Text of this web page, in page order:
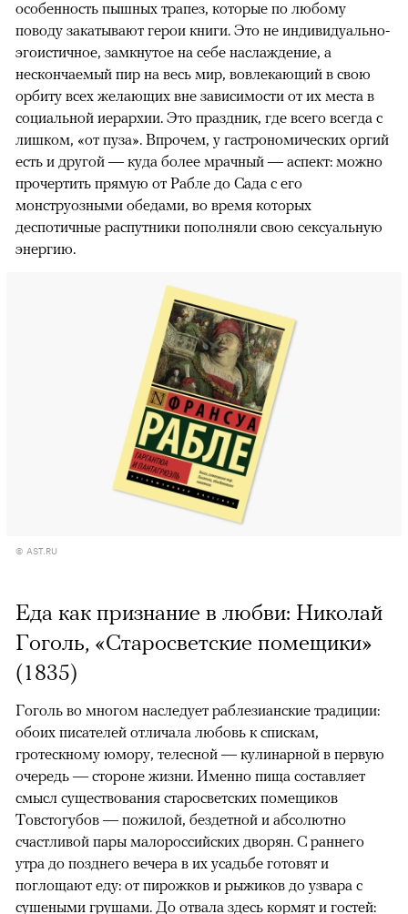
особенность пышных трапез, которые по любому
поводу закатывают герои книги. Это не индивидуально-
эгоистичное, замкнутое на себе наслаждение, а
нескончаемый пир на весь мир, вовлекающий в свою
орбиту всех желающих вне зависимости от их места в
социальной иерархии. Это праздник, где всего всегда с
лишком, «от пуза». Впрочем, у гастрономических оргий
есть и другой — куда более мрачный — аспект: можно
прочертить прямую от Рабле до Сада с его
монструозными обедами, во время которых
деспотичные распутники пополняли свою сексуальную
энергию.
© AST.RU
Еда как признание в любви: Николай
Гоголь, «Старосветские помещики»
(1835)
Гоголь во многом наследует раблезианские традиции:
обоих писателей отличала любовь к спискам,
гротескному юмору, телесной — кулинарной в первую
очередь — стороне жизни. Именно пища составляет
смысл существования старосветских помещиков
Товстогубов — пожилой, бездетной и абсолютно
счастливой пары малороссийских дворян. С раннего
утра до позднего вечера в их усадьбе готовят и
поглощают еду: от пирожков и рыжиков до узвара с
сушеными грушами. До отвала здесь кормят и гостей: